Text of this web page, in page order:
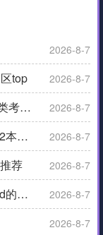
2026-8-7
2026-8-7
top
2026-8-7
6本舞蹈方向的SCI期刊，纯舞蹈艺术类考虑AHCI
2026-8-7
2025年5月WOS更新：1本SCI期刊和2本AHCI期刊被踢
2026-8-7
荐
2026-8-7
HTS神学研究，2025年第一本On Hold的AHCI期刊
2026-8-7